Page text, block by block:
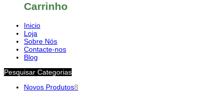
Carrinho
Inicio
Loja
Sobre Nós
Contacte-nos
Blog
Pesquisar Categorias
Novos Produtos8